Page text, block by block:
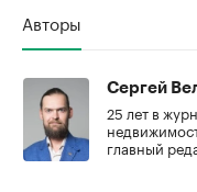
Авторы
Сергей
25 лет в
главный